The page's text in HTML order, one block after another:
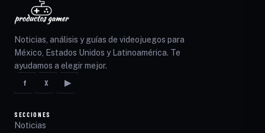
Noticias, análisis y guías de videojuegos para
México, Estados Unidos y Latinoamérica. Te
ayudamos a elegir mejor.
f X ▶
SECCIONES
Noticias